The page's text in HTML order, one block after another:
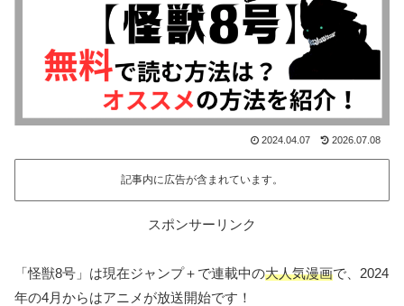
2024.04.07 2026.07.08
記事内に広告が含まれています。
スポンサーリンク
「怪獣8号」は現在ジャンプ＋で連載中の大人気漫画で、2024
年の4月からはアニメが放送開始です！